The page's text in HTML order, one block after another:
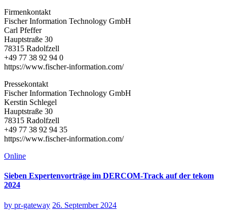
Firmenkontakt
Fischer Information Technology GmbH
Carl Pfeffer
Hauptstraße 30
78315 Radolfzell
+49 77 38 92 94 0
https://www.fischer-information.com/
Pressekontakt
Fischer Information Technology GmbH
Kerstin Schlegel
Hauptstraße 30
78315 Radolfzell
+49 77 38 92 94 35
https://www.fischer-information.com/
Online
Sieben Expertenvorträge im DERCOM-Track auf der tekom
2024
by pr-gateway 26. September 2024